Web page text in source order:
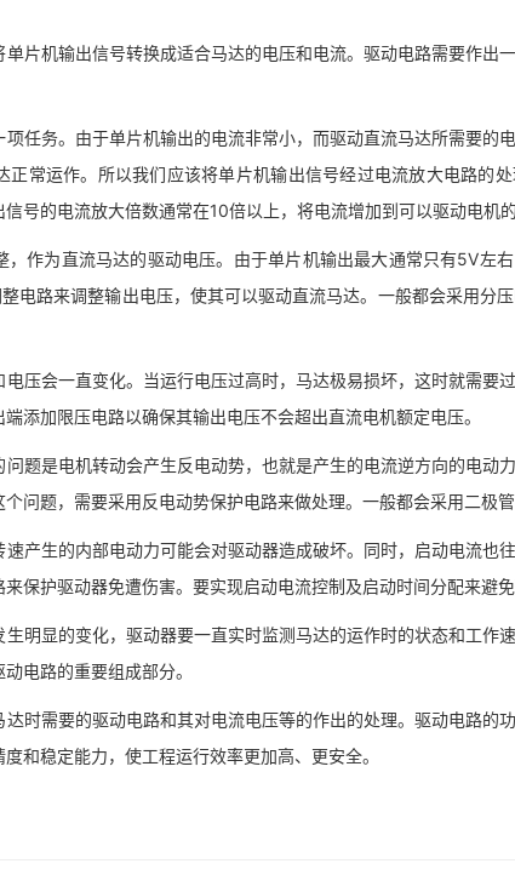
机输出信号转换成适合马达的电压和电流。驱动电路需要作出一
务。由于单片机输出的电流非常小，而驱动直流马达所需要的
正常运作。所以我们应该将单片机输出信号经过电流放大电路的
号的电流放大倍数通常在10倍以上，将电流增加到可以驱动电机的
为直流马达的驱动电压。由于单片机输出最大通常只有5V左
电路来调整输出电压，使其可以驱动直流马达。一般都会采用分
会一直变化。当运行电压过高时，马达极易损坏，这时就需要
添加限压电路以确保其输出电压不会超出直流电机额定电压。
是电机转动会产生反电动势，也就是产生的电流逆方向的电动
问题，需要采用反电动势保护电路来做处理。一般都会采用二极
生的内部电动力可能会对驱动器造成破坏。同时，启动电流也
保护驱动器免遭伤害。要实现启动电流控制及启动时间分配来避
显的变化，驱动器要一直实时监测马达的运作时的状态和工作
电路的重要组成部分。
需要的驱动电路和其对电流电压等的作出的处理。驱动电路的
和稳定能力，使工程运行效率更加高、更安全。